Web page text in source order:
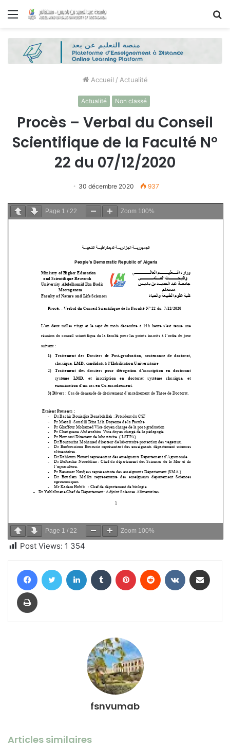
Menu
Accueil / Actualité
Actualité Non classé
Procès – Verbal du Conseil
Scientifique de la Faculté N°
22 du 07/12/2020
30 décembre 2020 937
Page 1 / 22 Zoom 100%
Page 1 / 22 Zoom 100%
Post Views: 1 354
FacebookTwitter Linkedin Tumblr Pinterest Reddit VKontakte
Imprimer
fsnvumab
Articles similaires